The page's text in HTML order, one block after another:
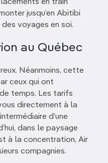
en train
jusqu’en Abitibi
voyages en soi.
au Québec
Néanmoins, cette
ceux qui ont
temps. Les tarifs
directement à la
d’une
dans le paysage
à la concentration, Air
compagnies.